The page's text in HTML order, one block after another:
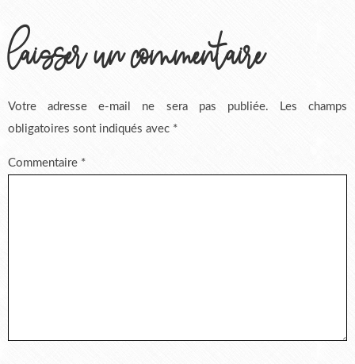
laisser un commentaire
Votre adresse e-mail ne sera pas publiée.
Les champs
obligatoires sont indiqués avec *
Commentaire *